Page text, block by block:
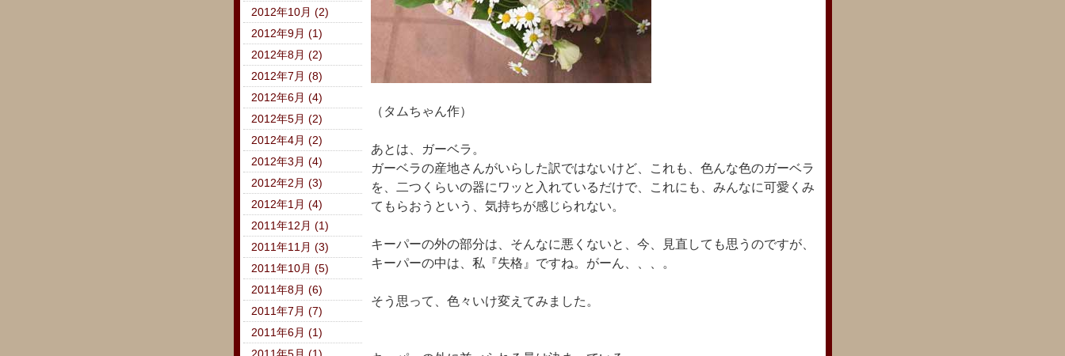
（タムちゃん作）
あとは、ガーベラ。
ガーベラの産地さんがいらした訳ではないけど、これも、色んな色のガーベラ
を、二つくらいの器にワッと入れているだけで、これにも、みんなに可愛くみ
てもらおうという、気持ちが感じられない。
キーパーの外の部分は、そんなに悪くないと、今、見直しても思うのですが、
キーパーの中は、私『失格』ですね。がーん、、、。
そう思って、色々いけ変えてみました。
2012年10月 (2)
2012年9月 (1)
2012年8月 (2)
2012年7月 (8)
2012年6月 (4)
2012年5月 (2)
2012年4月 (2)
2012年3月 (4)
2012年2月 (3)
2012年1月 (4)
2011年12月 (1)
2011年11月 (3)
2011年10月 (5)
2011年8月 (6)
2011年7月 (7)
2011年6月 (1)
2011年5月 (1)